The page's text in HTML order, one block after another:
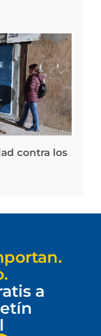
contra los
a